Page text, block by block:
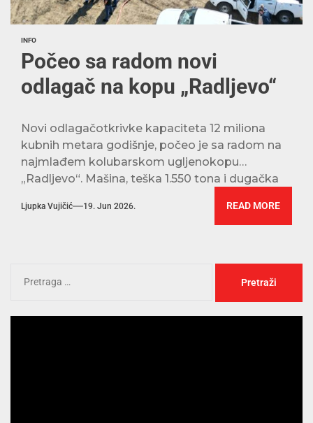
INFO
Počeo sa radom novi
odlagač na kopu „Radljevo“
Novi odlagačotkrivke kapaciteta 12 miliona
kubnih metara godišnje, počeo je sa radom na
najmlađem kolubarskom ugljenokopu
„Radljevo“. Mašina, teška 1.550 tona i dugačka
Ljupka Vujičić 19. Jun 2026. READ MORE